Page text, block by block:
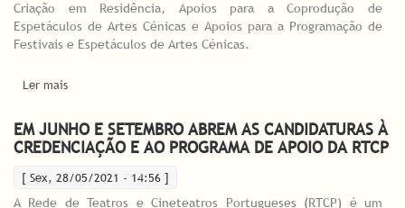
Criação em Residência, Apoios para a Coprodução de
Espetáculos de Artes Cénicas e Apoios para a Programação de
Festivais e Espetáculos de Artes Cénicas.
Ler mais
EM JUNHO E SETEMBRO ABREM AS CANDIDATURAS À
CREDENCIAÇÃO E AO PROGRAMA DE APOIO DA RTCP
[ Sex, 28/05/2021 - 14:56 ]
A Rede de Teatros e Cineteatros Portugueses (RTCP) é um